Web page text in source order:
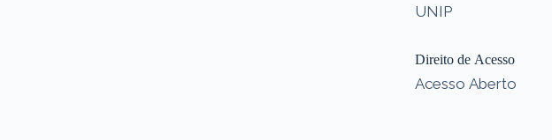
UNIP
Direito de Acesso
Acesso Aberto